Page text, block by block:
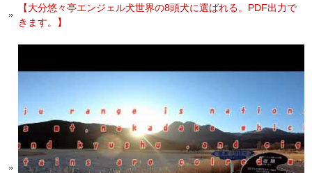
【大分悠々亭エンジェル犬世界の8頭犬に選ばれる。PDF出力で
きます。】